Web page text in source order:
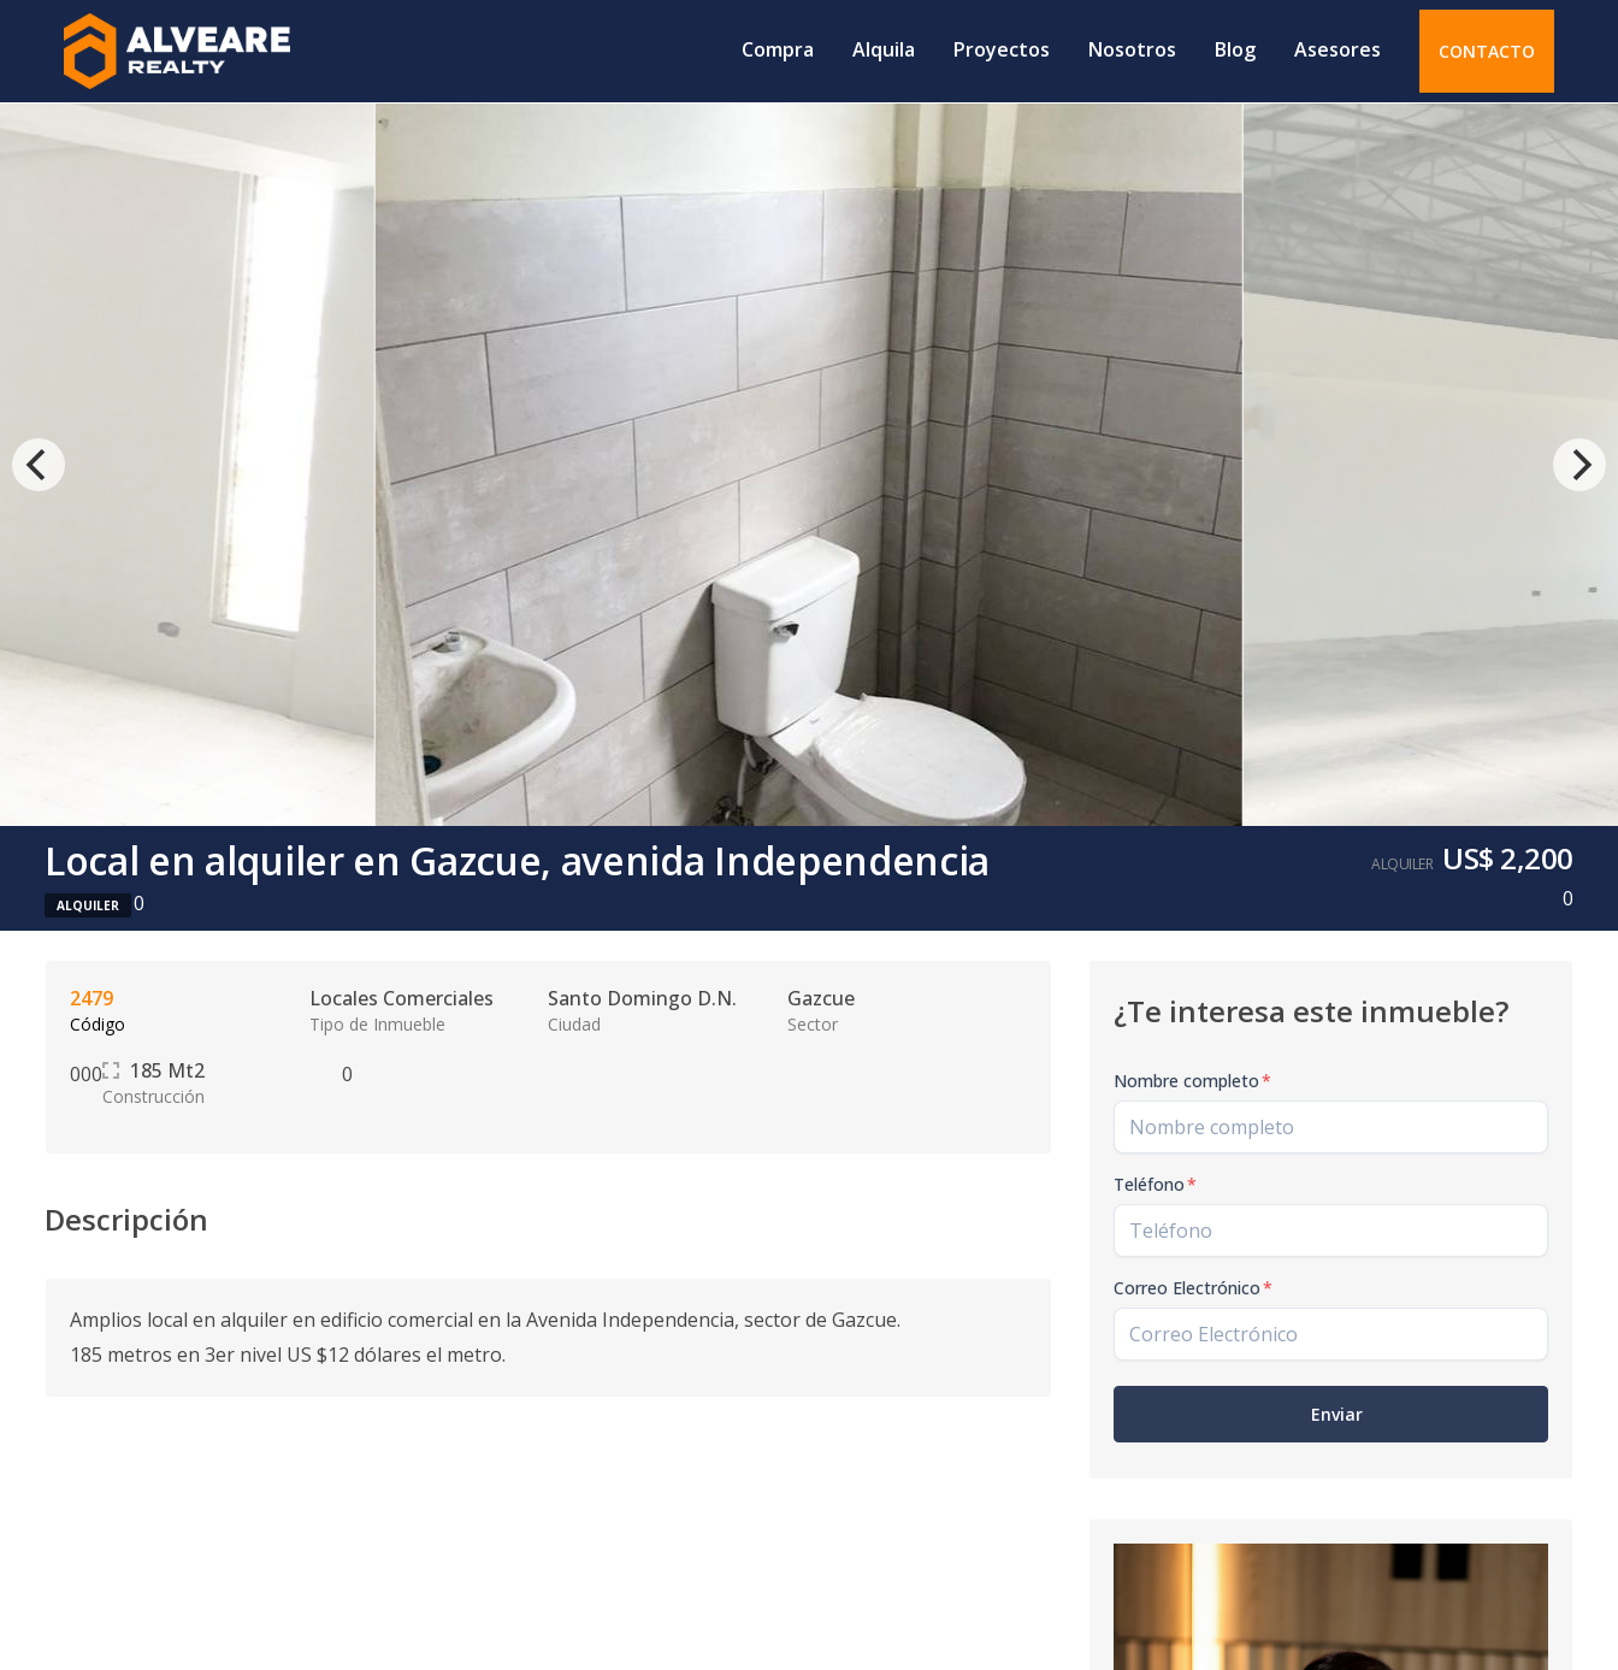
Compra Alquila Proyectos Nosotros Blog Asesores CONTACTO
Local en alquiler en Gazcue, avenida Independencia
ALQUILER 0
ALQUILER US$ 2,200
0
2479
Código
Locales Comerciales
Tipo de Inmueble
Santo Domingo D.N.
Ciudad
Gazcue
Sector
000 185 Mt2
Construcción
0
Descripción
Amplios local en alquiler en edificio comercial en la Avenida Independencia, sector de Gazcue.
185 metros en 3er nivel US $12 dólares el metro.
¿Te interesa este inmueble?
Nombre completo*
Teléfono*
Correo Electrónico*
Enviar